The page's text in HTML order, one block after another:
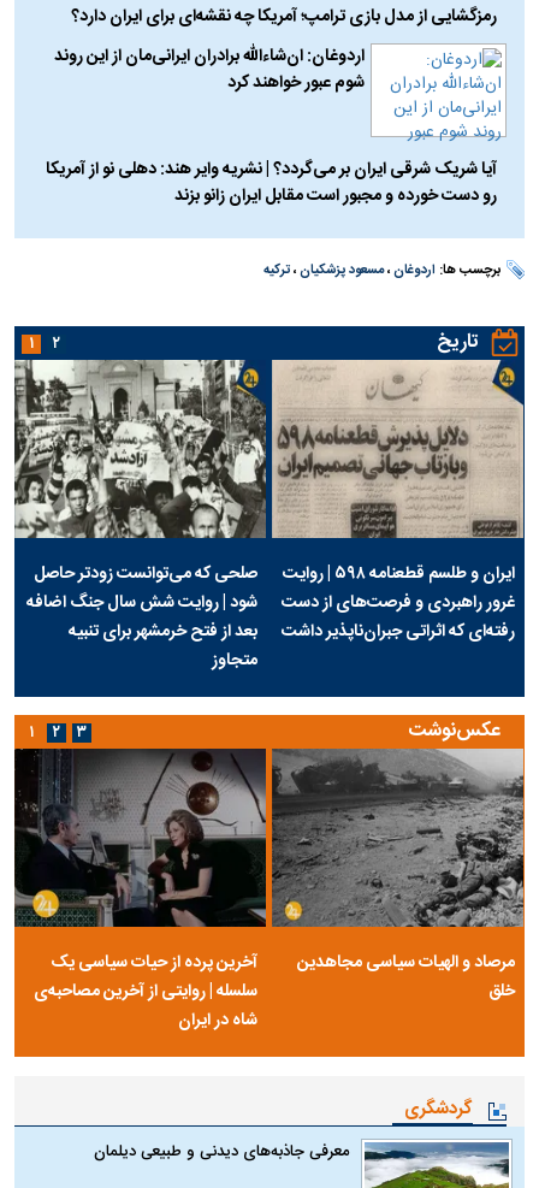
رمزگشایی از مدل بازی ترامپ؛ آمریکا چه نقشه‌ای برای ایران دارد؟
اردوغان: ان‌شاءالله برادران ایرانی‌مان از این روند
شوم عبور خواهند کرد
آیا شریک شرقی ایران بر می‌گردد؟ | نشریه وایر هند: دهلی نو از آمریکا
رو دست خورده و مجبور است مقابل ایران زانو بزند
برچسب ها: اردوغان،مسعود پزشکیان،ترکیه
تاریخ
ایران و طلسم قطعنامه ۵۹۸ | روایت
غرور راهبردی و فرصت‌های از دست
رفته‌ای که اثراتی جبران‌ناپذیر داشت
صلحی که می‌توانست زودتر حاصل
شود | روایت شش سال جنگ اضافه
بعد از فتح خرمشهر برای تنبیه
متجاوز
۱ ۲
عکس‌نوشت
مرصاد و الهیات سیاسی مجاهدین
خلق
آخرین پرده از حیات سیاسی یک
سلسله | روایتی از آخرین مصاحبه‌ی
شاه در ایران
۱ ۲ ۳
گردشگری
معرفی جاذبه‌های دیدنی و طبیعی دیلمان